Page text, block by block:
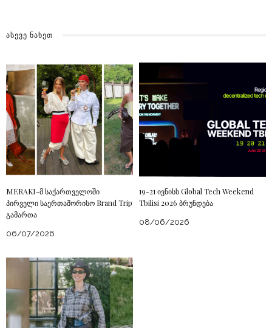
ᲐᲡᲔᲕᲔ ᲜᲐᲮᲔᲗ
MERAKI-მ საქართველოში
პირველი საერთაშორისო Brand Trip
გამართა
06/07/2026
19-21 ივნისს Global Tech Weekend
Tbilisi 2026 ბრუნდება
08/06/2026